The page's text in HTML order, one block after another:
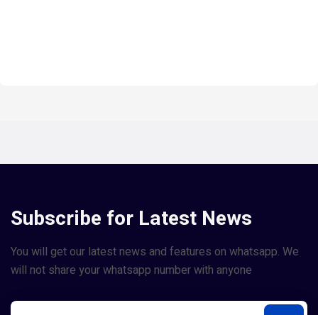
Subscribe for Latest News
You will get our latest news and features on whatsapp. We
will not share your whatsapp number with anyone